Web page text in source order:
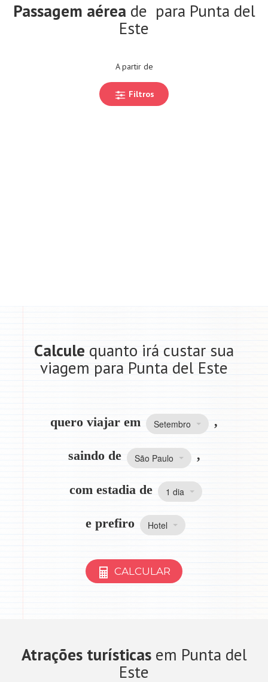
Passagem aérea de para Punta del
Este
A partir de
Filtros
Calcule quanto irá custar sua
viagem para Punta del Este
quero viajar em Setembro ,
saindo de São Paulo ,
com estadia de 1 dia
e prefiro Hotel
CALCULAR
Atrações turísticasem Punta del
Este